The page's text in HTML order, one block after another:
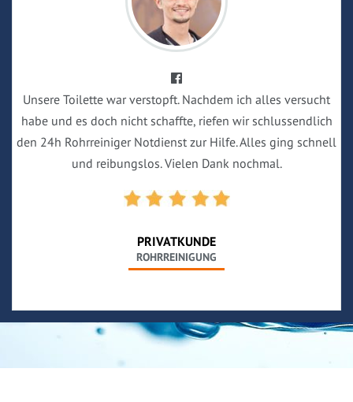
Unsere Toilette war verstopft. Nachdem ich alles versucht
habe und es doch nicht schaffte, riefen wir schlussendlich
den 24h Rohrreiniger Notdienst zur Hilfe. Alles ging schnell
und reibungslos. Vielen Dank nochmal.
PRIVATKUNDE
ROHRREINIGUNG